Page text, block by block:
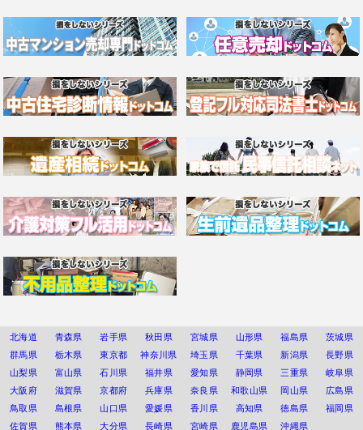
北海道 青森県 岩手県 秋田県 宮城県 山形県 福島県
茨城県
群馬県
栃木県 東京都 神奈川県 埼玉県 千葉県 新潟県
長野県
山梨県
富山県 石川県 福井県 愛知県 静岡県 三重県
岐阜県
大阪府
滋賀県 京都府 兵庫県 奈良県 和歌山県 岡山県
広島県
鳥取県
島根県 山口県 愛媛県 香川県 高知県 徳島県
福岡県
佐賀県
熊本県 大分県 長崎県 宮崎県 鹿児島県 沖縄県